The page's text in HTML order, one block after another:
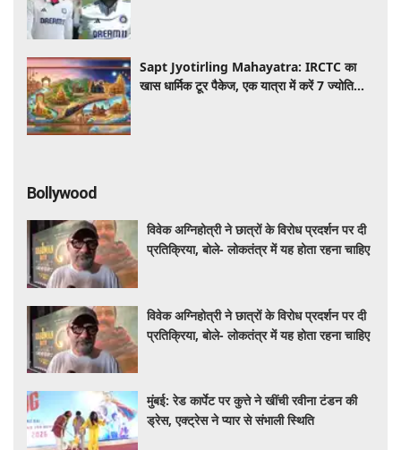
Sapt Jyotirling Mahayatra: IRCTC का
खास धार्मिक टूर पैकेज, एक यात्रा में करें 7 ज्योतिर्लिंगों
Bollywood
विवेक अग्निहोत्री ने छात्रों के विरोध प्रदर्शन पर दी
प्रतिक्रिया, बोले- लोकतंत्र में यह होता रहना चाहिए
विवेक अग्निहोत्री ने छात्रों के विरोध प्रदर्शन पर दी
प्रतिक्रिया, बोले- लोकतंत्र में यह होता रहना चाहिए
मुंबई: रेड कार्पेट पर कुत्ते ने खींची रवीना टंडन की
ड्रेस, एक्ट्रेस ने प्यार से संभाली स्थिति